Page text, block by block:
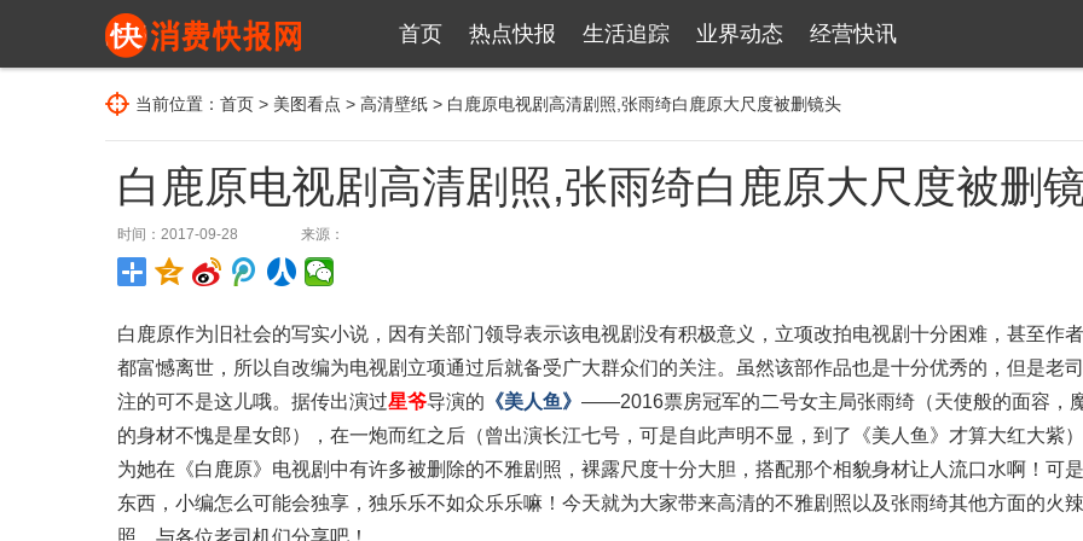
首页 热点快报 生活追踪 业界动态 经营快讯
当前位置： 首页 > 美图看点 > 高清壁纸 > 白鹿原电视剧高清剧照,张雨绮白鹿原大尺度被删镜头
白鹿原电视剧高清剧照,张雨绮白鹿原大尺度被删
时间：2017-09-28 来源：
白鹿原作为旧社会的写实小说，因有关部门领导表示该电视剧没有积极意义，立项改拍电视剧十分困难，甚至作
都富憾离世，所以自改编为电视剧立项通过后就备受广大群众们的关注。虽然该部作品也是十分优秀的，但是老
注的可不是这儿哦。据传出演过星爷导演的 《美人鱼》 ——2016票房冠军的二号女主局张雨绮（天使般的面容，
的身材不愧是星女郎），在一炮而红之后（曾出演长江七号，可是自此声明不显，到了《美人鱼》才算大红大紫
为她在《白鹿原》电视剧中有许多被删除的不雅剧照，裸露尺度十分大胆，搭配那个相貌身材让人流口水啊！可
东西，小编怎么可能会独享，独乐乐不如众乐乐嘛！今天就为大家带来高清的不雅剧照以及张雨绮其他方面的火
照，与各位老司机们分享吧！